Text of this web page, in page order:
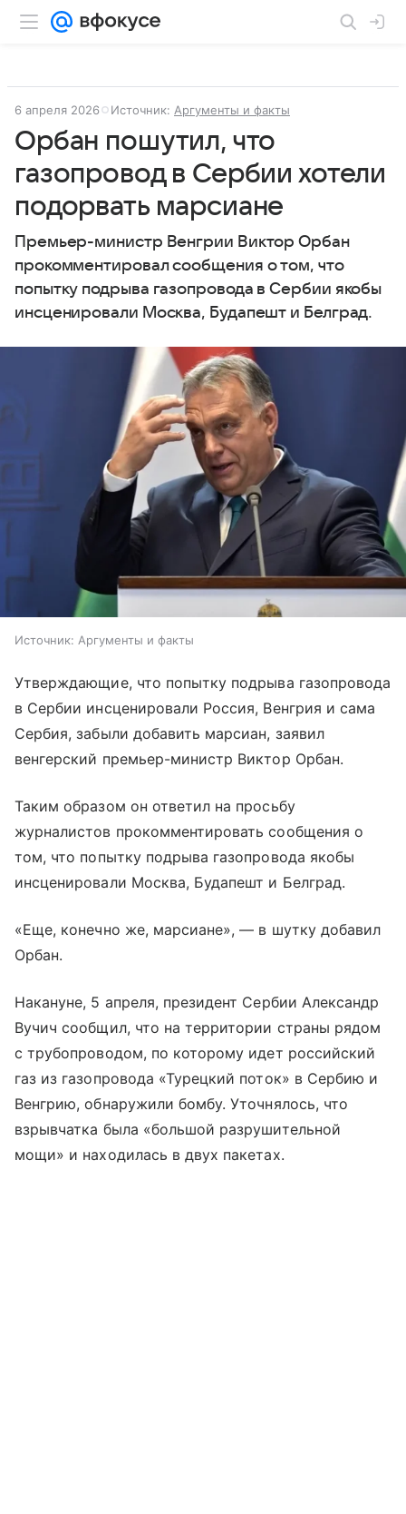
6 апреля 2026 Источник: Аргументы и факты
Орбан пошутил, что
газопровод в Сербии хотели
подорвать марсиане
Премьер-министр Венгрии Виктор Орбан
прокомментировал сообщения о том, что
попытку подрыва газопровода в Сербии якобы
инсценировали Москва, Будапешт и Белград.
Источник: Аргументы и факты
Утверждающие, что попытку подрыва газопровода
в Сербии инсценировали Россия, Венгрия и сама
Сербия, забыли добавить марсиан, заявил
венгерский премьер-министр Виктор Орбан.
Таким образом он ответил на просьбу
журналистов прокомментировать сообщения о
том, что попытку подрыва газопровода якобы
инсценировали Москва, Будапешт и Белград.
«Еще, конечно же, марсиане», — в шутку добавил
Орбан.
Накануне, 5 апреля, президент Сербии Александр
Вучич сообщил, что на территории страны рядом
с трубопроводом, по которому идет российский
газ из газопровода «Турецкий поток» в Сербию и
Венгрию, обнаружили бомбу. Уточнялось, что
взрывчатка была «большой разрушительной
мощи» и находилась в двух пакетах.